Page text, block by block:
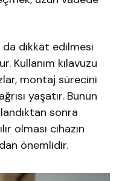
da dikkat edilmesi
Kullanım kılavuzu
montaj sürecini
yaşatır. Bunun
sonra
olması cihazın
önemlidir.